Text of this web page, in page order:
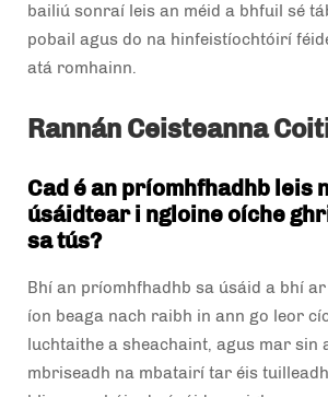
bailiú sonraí leis an méid a bhfuil sé
pobail agus do na hinfeistíochtóirí
atá romhainn.
Rannán Ceisteanna
Cad é an príomhfhadhb leis
úsáidtear i ngloine oíche
sa tús?
Bhí an príomhfhadhb sa úsáid a bhí
íon beaga nach raibh in ann go leor
luchtaithe a sheachaint, agus mar sin
mbriseadh na mbatairí tar éis